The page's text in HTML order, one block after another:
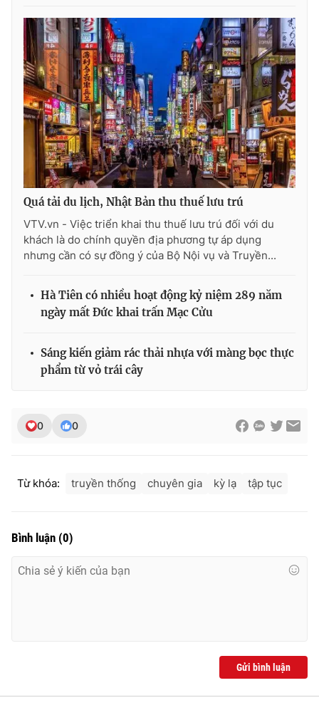
THỜI BÁO VTV
Theo dõi báo trên
Cơ quan chủ quản:Đài Truyền hình Việt Nam
Cơ quan báo chí:Thời báo VTV
Giấy phép hoạt động báo in và báo điện tử số 483/GP-BTTTT
cấp ngày 29/12/2023
Tổng Biên tập:Vũ Thanh Thủy
Nguyễn Trọng Ninh
Tổng đài VTV:
024.38 355 931 - 024.38 355 932
toasoan@vtv.vn
Liên hệ quảng cáo: 024-7300.7108
® Cấm sao chép dưới mọi hình thức nếu không có sự chấp
Quá tải du lịch, Nhật Bản thu thuế lưu trú
VTV.vn - Việc triển khai thu thuế lưu trú đối với du
khách là do chính quyền địa phương tự áp dụng
nhưng cần có sự đồng ý của Bộ Nội vụ và Truyền...
Hà Tiên có nhiều hoạt động kỷ niệm 289 năm
ngày mất Đức khai trấn Mạc Cửu
Sáng kiến giảm rác thải nhựa với màng bọc thực
phẩm từ vỏ trái cây
0 0
Từ khóa: truyền thống chuyên gia kỳ lạ tập tục
Bình luận (0)
Gửi bình luận